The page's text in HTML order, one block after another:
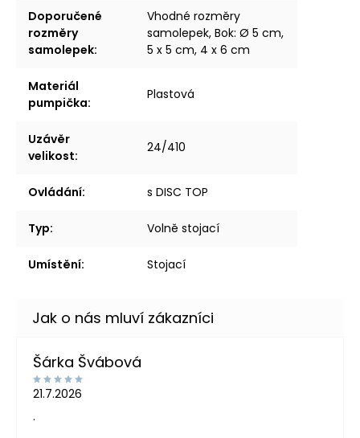
Doporučené
rozměry
samolepek:
Vhodné rozměry
samolepek, Bok: Ø 5 cm,
5 x 5 cm, 4 x 6 cm
Materiál
pumpička:
Plastová
Uzávěr
velikost:
24/410
Ovládání: s DISC TOP
Typ: Volně stojací
Umístění: Stojací
Šárka Švábová
21.7.2026
.